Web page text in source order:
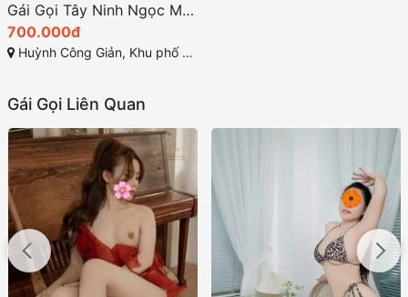
Gái Gọi Tây Ninh Ngọc Mai 2k-Thiên Thần Duyên Dáng
700.000đ
Huỳnh Công Giản, Khu phố 1, Phường 4, TP Tây Ninh
Gái Gọi Liên Quan